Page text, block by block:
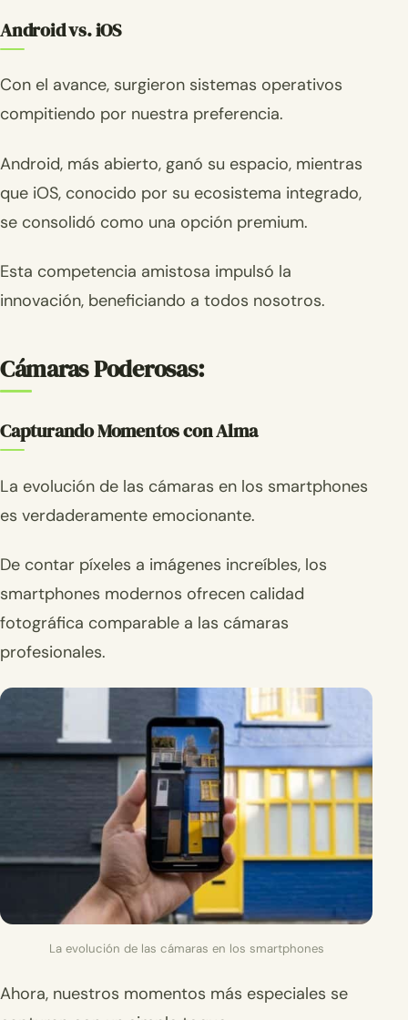
Android vs. iOS
Con el avance, surgieron sistemas operativos
compitiendo por nuestra preferencia.
Android, más abierto, ganó su espacio, mientras
que iOS, conocido por su ecosistema integrado,
se consolidó como una opción premium.
Esta competencia amistosa impulsó la
innovación, beneficiando a todos nosotros.
Cámaras Poderosas:
Capturando Momentos con Alma
La evolución de las cámaras en los smartphones
es verdaderamente emocionante.
De contar píxeles a imágenes increíbles, los
smartphones modernos ofrecen calidad
fotográfica comparable a las cámaras
profesionales.
La evolución de las cámaras en los smartphones
Ahora, nuestros momentos más especiales se